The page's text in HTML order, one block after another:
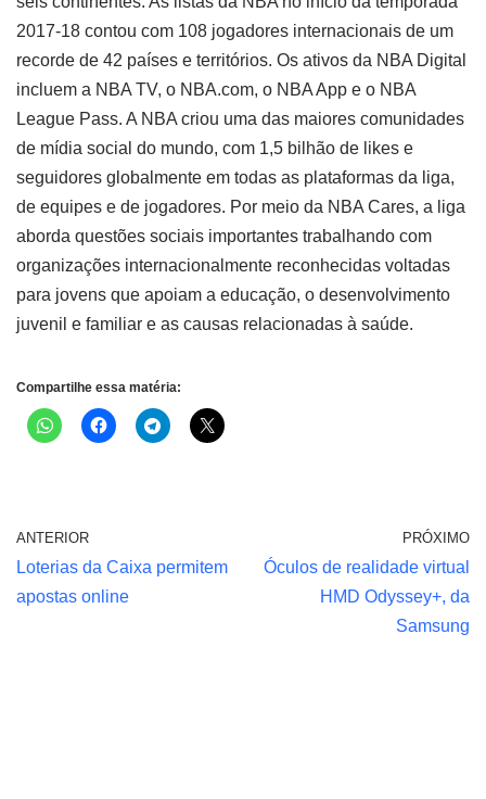
2017-18 contou com 108 jogadores internacionais de um
recorde de 42 países e territórios. Os ativos da NBA Digital
incluem a NBA TV, o NBA.com, o NBA App e o NBA
League Pass. A NBA criou uma das maiores comunidades
de mídia social do mundo, com 1,5 bilhão de likes e
seguidores globalmente em todas as plataformas da liga,
de equipes e de jogadores. Por meio da NBA Cares, a liga
aborda questões sociais importantes trabalhando com
organizações internacionalmente reconhecidas voltadas
para jovens que apoiam a educação, o desenvolvimento
juvenil e familiar e as causas relacionadas à saúde.
Compartilhe essa matéria:
ANTERIOR
Loterias da Caixa permitem
apostas online
PRÓXIMO
Óculos de realidade virtual
HMD Odyssey+, da
Samsung